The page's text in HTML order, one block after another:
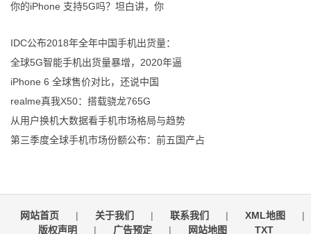
你的iPhone 支持5G吗？坦白讲，你
IDC公布2018年全年中国手机出货量：
全球5G智能手机出货量暴增，2020年逼
iPhone 6 全球售价对比，还说中国
realme真我X50：搭载骁龙765G
从用户换机大数据看手机市场格局与趋势
第三季度全球手机市场份额公布：前五国产占
网站首页 | 关于我们 | 联系我们 | XML地图
|
版权声明
| 广告预定 | 网站地图 TXT